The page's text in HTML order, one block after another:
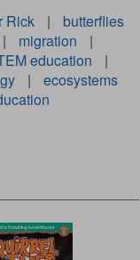
Rick |
butterflies
| migration
|
education
|
|
ecosystems